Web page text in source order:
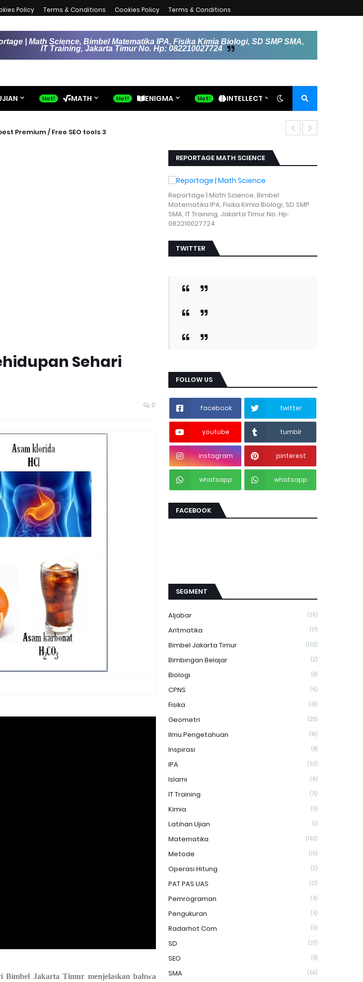
Policy Terms & Conditions Cookies Policy Terms & Conditions
| Math Science, Bimbel Matematika IPA, Fisika Kimia Biologi, SD SMP SMA,
IT Training, Jakarta Timur No. Hp: 082210027724
MATH ENIGMA INTELLECT
3 different analyzes selected, which discuss dozens of the best Premium / Free SEO tools
Sehari
0
Bimbel Jakarta Timur menjelaskan bahwa
REPORTAGE MATH SCIENCE
Reportage | Math Science, Bimbel
Matematika IPA, Fisika Kimia Biologi, SD SMP
SMA, IT Training, Jakarta Timur No. Hp:
082210027724
TWITTER
FOLLOW US
facebook twitter
youtube tumblr
instagram pinterest
whatsapp whatsapp
FACEBOOK
SEGMENT
Aljabar (26)
Aritmatika (17)
Bimbel Jakarta Timur (102)
Bimbingan Belajar (2)
Biologi (8)
CPNS (6)
Fisika (31)
Geometri (25)
Ilmu Pengetahuan (19)
Inspirasi (8)
IPA (53)
Islami (6)
IT Training (71)
Kimia (11)
Latihan Ujian (1)
Matematika (132)
Metode (10)
Operasi Hitung (2)
PAT PAS UAS (21)
Pemrograman (4)
Pengukuran (4)
Radarhot Com (11)
SD (27)
SEO (8)
SMA (50)